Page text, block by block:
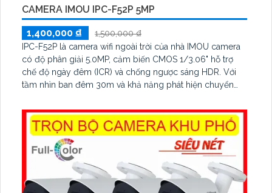
CAMERA IMOU IPC-F52P 5MP
1,400,000 ₫
1,500,000 ₫
IPC-F52P là camera wifi ngoài trời của nhà IMOU camera
có độ phân giải 5.0MP, cảm biến CMOS 1/3.06" hỗ trợ
chế độ ngày đêm (ICR) và chống ngược sáng HDR. Với
tầm nhìn ban đêm 30m và khả năng phát hiện chuyển
512GB